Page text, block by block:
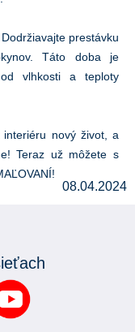
prestávku
Táto doba je
vlhkosti a teploty
nový život, a
Teraz už môžete s
08.04.2024